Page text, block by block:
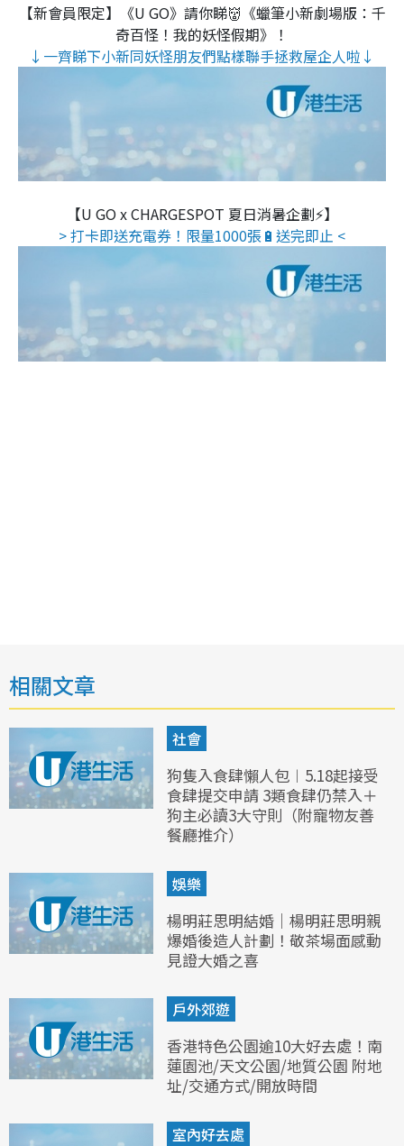
【新會員限定】《U GO》請你睇👹《蠟筆小新劇場版：千
奇百怪！我的妖怪假期》！
↓一齊睇下小新同妖怪朋友們點樣聯手拯救屋企人啦↓
【U GO x CHARGESPOT 夏日消暑企劃⚡】
> 打卡即送充電券！限量1000張🔋送完即止 <
相關文章
社會
狗隻入食肆懶人包︱5.18起接受
食肆提交申請 3類食肆仍禁入＋
狗主必讀3大守則（附寵物友善
餐廳推介）
娛樂
楊明莊思明結婚｜楊明莊思明親
爆婚後造人計劃！敬茶場面感動
見證大婚之喜
戶外郊遊
香港特色公園逾10大好去處！南
蓮園池/天文公園/地質公園 附地
址/交通方式/開放時間
室內好去處